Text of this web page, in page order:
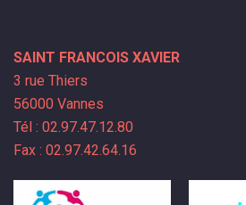
SAINT FRANCOIS XAVIER
3 rue Thiers
56000 Vannes
Tél : 02.97.47.12.80
Fax : 02.97.42.64.16